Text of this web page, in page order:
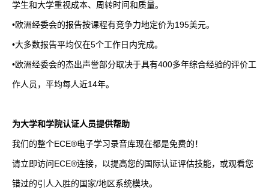
学生和大学重视成本、周转时间和质量。
•欧洲经委会的报告按课程有竞争力地定价为195美元。
•大多数报告平均仅在5个工作日内完成。
•欧洲经委会的杰出声誉部分取决于具有400多年综合经验的评价工
作人员，平均每人近14年。
为大学和学院认证人员提供帮助
我们的整个ECE®电子学习录音库现在都是免费的！
请立即访问ECE®连接，以提高您的国际认证评估技能，或观看您
错过的引人入胜的国家/地区系统模块。